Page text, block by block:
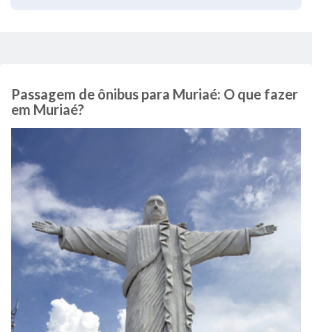
Passagem de ônibus para Muriaé: O que fazer
em Muriaé?